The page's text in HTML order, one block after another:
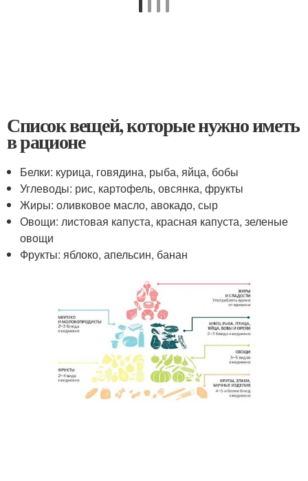
Список вещей, которые нужно иметь
в рационе
Белки: курица, говядина, рыба, яйца, бобы
Углеводы: рис, картофель, овсянка, фрукты
Жиры: оливковое масло, авокадо, сыр
Овощи: листовая капуста, красная капуста, зеленые
овощи
Фрукты: яблоко, апельсин, банан